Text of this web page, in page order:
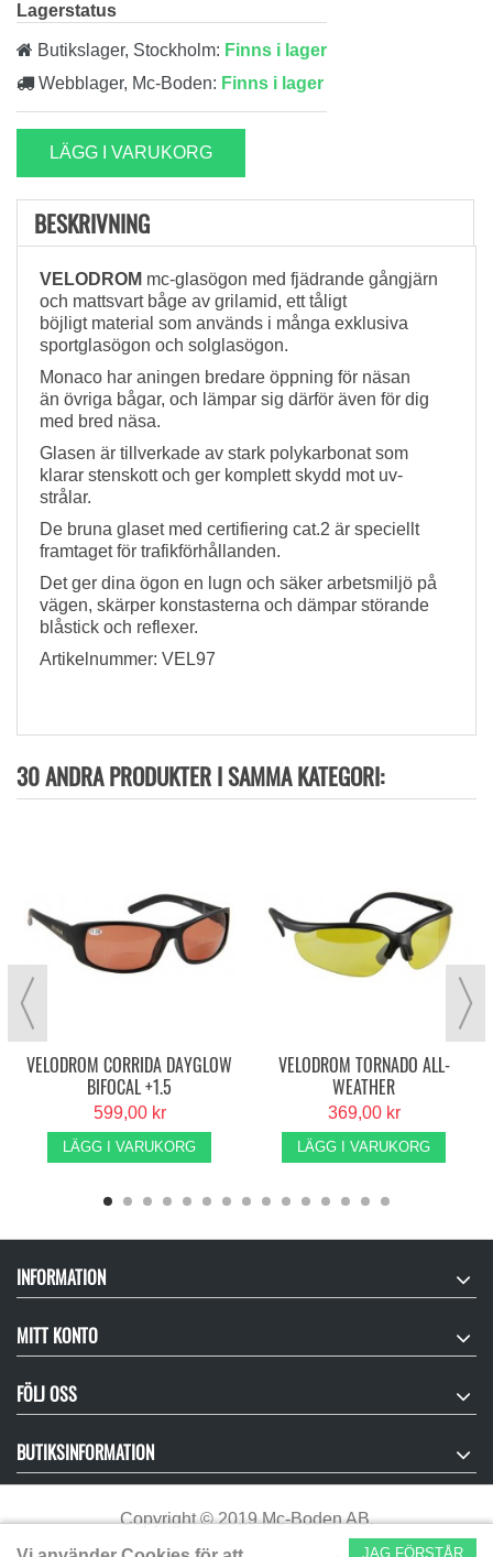
Lagerstatus
Butikslager, Stockholm: Finns i lager
Webblager, Mc-Boden: Finns i lager
LÄGG I VARUKORG
BESKRIVNING
VELODROM mc-glasögon med fjädrande gångjärn
och mattsvart båge av grilamid, ett tåligt
böjligt material som används i många exklusiva
sportglasögon och solglasögon.
Monaco har aningen bredare öppning för näsan
än övriga bågar, och lämpar sig därför även för dig
med bred näsa.
Glasen är tillverkade av stark polykarbonat som
klarar stenskott och ger komplett skydd mot uv-
strålar.
De bruna glaset med certifiering cat.2 är speciellt
framtaget för trafikförhållanden.
Det ger dina ögon en lugn och säker arbetsmiljö på
vägen, skärper konstasterna och dämpar störande
blåstick och reflexer.
Artikelnummer: VEL97
30 ANDRA PRODUKTER I SAMMA KATEGORI:
VELODROM CORRIDA DAYGLOW
BIFOCAL +1.5
599,00 kr
LÄGG I VARUKORG
VELODROM TORNADO ALL-
WEATHER
369,00 kr
LÄGG I VARUKORG
INFORMATION
MITT KONTO
FÖLJ OSS
BUTIKSINFORMATION
Copyright©2019 Mc-Boden AB.
JAG FÖRSTÅR